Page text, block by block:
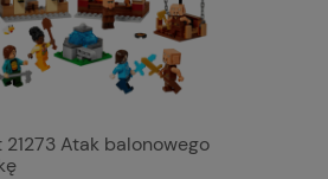
Atak balonowego